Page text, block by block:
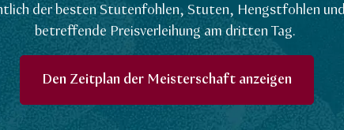
der besten Stutenfohlen, Stuten, Hengstfohlen
betreffende Preisverleihung am dritten Tag.
Den Zeitplan der Meisterschaft anzeigen